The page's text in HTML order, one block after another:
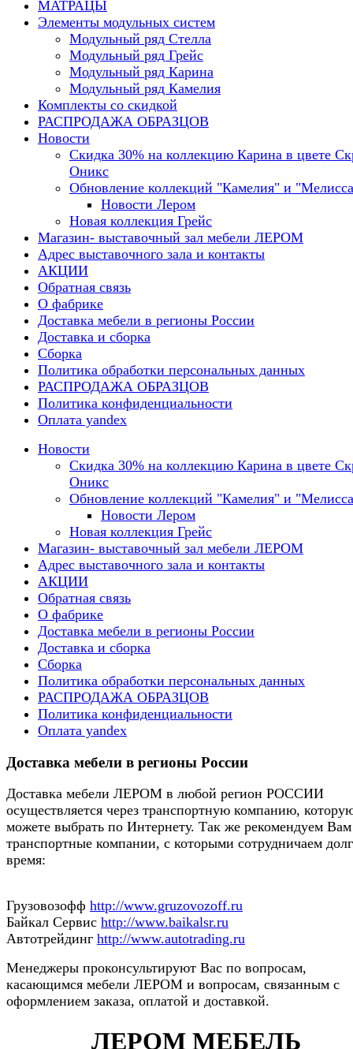
МАТРАЦЫ
Элементы модульных систем
Модульный ряд Стелла
Модульный ряд Грейс
Модульный ряд Карина
Модульный ряд Камелия
Комплекты со скидкой
РАСПРОДАЖА ОБРАЗЦОВ
Новости
Скидка 30% на коллекцию Карина в цвете
Оникс
Обновление коллекций "Камелия" и
Новости Лером
Новая коллекция Грейс
Магазин- выставочный зал мебели ЛЕРОМ
Адрес выставочного зала и контакты
АКЦИИ
Обратная связь
О фабрике
Доставка мебели в регионы России
Доставка и сборка
Сборка
Политика обработки персональных данных
РАСПРОДАЖА ОБРАЗЦОВ
Политика конфиденциальности
Оплата yandex
Новости
Скидка 30% на коллекцию Карина в цвете
Оникс
Обновление коллекций "Камелия" и
Новости Лером
Новая коллекция Грейс
Магазин- выставочный зал мебели ЛЕРОМ
Адрес выставочного зала и контакты
АКЦИИ
Обратная связь
О фабрике
Доставка мебели в регионы России
Доставка и сборка
Сборка
Политика обработки персональных данных
РАСПРОДАЖА ОБРАЗЦОВ
Политика конфиденциальности
Оплата yandex
Доставка мебели в регионы России
Доставка мебели ЛЕРОМ в любой регион РОССИИ
осуществляется через транспортную компанию,
можете выбрать по Интернету. Так же рекомендуем Вам
транспортные компании, с которыми сотрудничаем
время:
Грузовозофф http://www.gruzovozoff.ru
Байкал Сервис http://www.baikalsr.ru
Автотрейдинг http://www.autotrading.ru
Менеджеры проконсультируют Вас по вопросам,
касающимся мебели ЛЕРОМ и вопросам, связанным с
оформлением заказа, оплатой и доставкой.
ЛЕРОМ МЕБЕЛЬ